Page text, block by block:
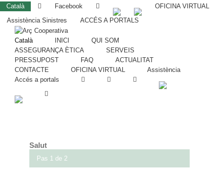
Català Facebook
OFICINA VIRTUAL
Assistència Sinistres
ACCÉS A PORTALS
Català INICI
QUI SOM
ASSEGURANÇA ÈTICA
SERVEIS
PRESSUPOST
FAQ
ACTUALITAT
CONTACTE
OFICINA VIRTUAL
Assistència
Accés a portals
Salut
Pas 1 de 2